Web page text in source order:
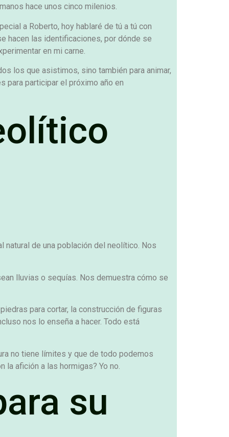
hace unos cinco milenios.
a Roberto, hoy hablaré de tú a tú con
hacen las identificaciones, por dónde se
en mi carne.
los que asistimos, sino también para animar,
para participar el próximo año en
natural de una población del neolítico. Nos
lluvias o sequías. Nos demuestra cómo se
para cortar, la construcción de figuras
nos lo enseña a hacer. Todo está
no tiene límites y que de todo podemos
afición a las hormigas? Yo no.
su